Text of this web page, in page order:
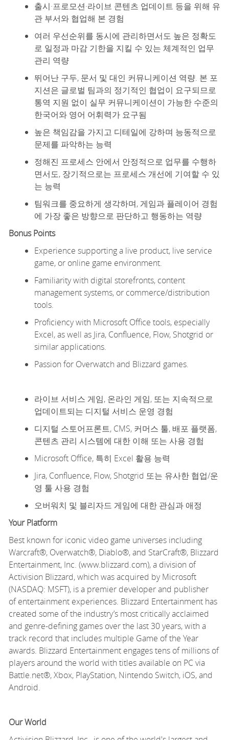
출시·프로모션·라이브 콘텐츠 업데이트 등을 위해 유
관 부서와 협업해 본 경험
여러 우선순위를 동시에 관리하면서도 높은 정확도
로 일정과 마감 기한을 지킬 수 있는 체계적인 업무
관리 역량
뛰어난 구두, 문서 및 대인 커뮤니케이션 역량. 본 포
지션은 글로벌 팀과의 정기적인 협업이 요구되므로
통역 지원 없이 실무 커뮤니케이션이 가능한 수준의
한국어와 영어 어휘력가 요구됨
높은 책임감을 가지고 디테일에 강하며 능동적으로
문제를 파악하는 능력
정해진 프로세스 안에서 안정적으로 업무를 수행하
면서도, 장기적으로는 프로세스 개선에 기여할 수 있
는 능력
팀워크를 중요하게 생각하며, 게임과 플레이어 경험
에 가장 좋은 방향으로 판단하고 행동하는 역량
Bonus Points
Experience supporting a live product, live service
game, or online game environment.
Familiarity with digital storefronts, content
management systems, or commerce/distribution
tools.
Proficiencywith Microsoft Office tools, especially
Excel, as well as Jira, Confluence, Flow, Shotgrid or
similar applications.
Passion for Overwatch and Blizzard games.
라이브 서비스 게임, 온라인 게임, 또는 지속적으로
업데이트되는 디지털 서비스 운영 경험
디지털 스토어프론트, CMS, 커머스 툴, 배포 플랫폼,
콘텐츠 관리 시스템에 대한 이해 또는 사용 경험
Microsoft Office, 특히 Excel 활용 능력
Jira, Confluence, Flow, Shotgrid 또는 유사한 협업/운
영 툴 사용 경험
오버워치 및 블리자드 게임에 대한 관심과 애정
Your Platform
Best known for iconic video game universes including
Warcraft®, Overwatch®, Diablo®, and StarCraft®, Blizzard
Entertainment, Inc. (www.blizzard.com), a division of
Activision Blizzard, which wasacquired by Microsoft
(NASDAQ: MSFT), is a premier developer and publisher
of entertainment experiences. Blizzard Entertainment has
created some of the industry’s most critically acclaimed
and genre-defining games over the last 30 years, with a
track record that includes multiple Game of the Year
awards. Blizzard Entertainment engages tens of millions of
players around the world with titles available on PC via
Battle.net®, Xbox, PlayStation, Nintendo Switch, iOS, and
Android.
Our World